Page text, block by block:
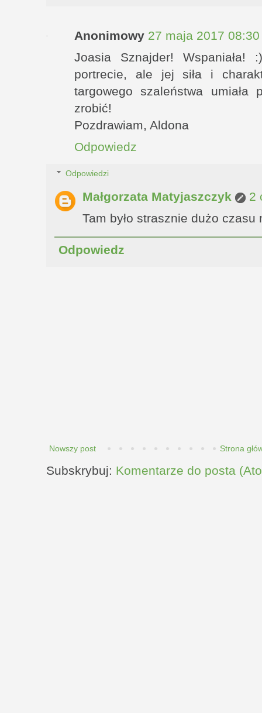
Anonimowy 27 maja 2017 08:30
Joasia Sznajder!
portrecie, ale jej siła i
targowego szaleństwa umiała
zrobić!
Pozdrawiam, Aldona
Odpowiedz
Odpowiedzi
Małgorzata Matyjaszczyk
2
Tam było strasznie dużo czasu
Odpowiedz
Nowszy post Strona
Subskrybuj: Komentarze do posta